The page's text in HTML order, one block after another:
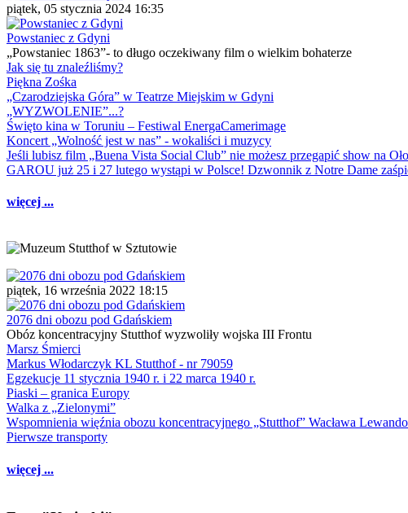
piątek, 05 stycznia 2024 16:35
Powstaniec z Gdyni
„Powstaniec 1863”- to długo oczekiwany film o wielkim bohaterze
Jak się tu znaleźliśmy?
Piękna Zośka
„Czarodziejska Góra” w Teatrze Miejskim w Gdyni
„WYZWOLENIE”...?
Święto kina w Toruniu – Festiwal EnergaCamerimage
Koncert „Wolność jest w nas” - wokaliści i muzycy
Jeśli lubisz film „Buena Vista Social Club” nie możesz przegapić show na
GAROU już 25 i 27 lutego wystąpi w Polsce! Dzwonnik z Notre Dame
więcej ...
piątek, 16 września 2022 18:15
2076 dni obozu pod Gdańskiem
Obóz koncentracyjny Stutthof wyzwoliły wojska III Frontu
Marsz Śmierci
Markus Włodarczyk KL Stutthof - nr 79059
Egzekucje 11 stycznia 1940 r. i 22 marca 1940 r.
Piaski – granica Europy
Walka z „Zielonymi”
Wspomnienia więźnia obozu koncentracyjnego „Stutthof” Wacława
Pierwsze transporty
więcej ...